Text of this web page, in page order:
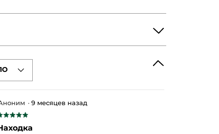
SEED OIL
BIRREA SEED OIL
CAPRYLATE
TOCOPHEROL
SEED OIL
· 9 месяцев назад